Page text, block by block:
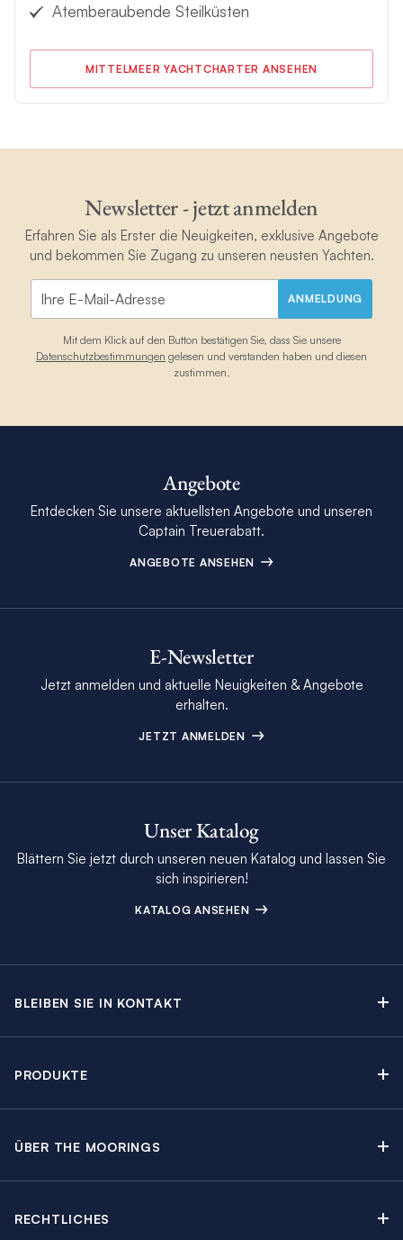
Atemberaubende Steilküsten
MITTELMEER YACHTCHARTER ANSEHEN
Newsletter - jetzt anmelden
Erfahren Sie als Erster die Neuigkeiten, exklusive Angebote
und bekommen Sie Zugang zu unseren neusten Yachten.
ANMELDUNG
Mit dem Klick auf den Button bestätigen Sie, dass Sie unsere
Datenschutzbestimmungen gelesen und verstanden haben und diesen
zustimmen.
Angebote
Entdecken Sie unsere aktuellsten Angebote und unseren
Captain Treuerabatt.
ANGEBOTE ANSEHEN
E-Newsletter
Jetzt anmelden und aktuelle Neuigkeiten & Angebote
erhalten.
JETZT ANMELDEN
Unser Katalog
Blättern Sie jetzt durch unseren neuen Katalog und lassen Sie
sich inspirieren!
KATALOG ANSEHEN
BLEIBEN SIE IN KONTAKT
The Moorings Revierführer
PRODUKTE
Yachtcharter mit Skipper
ÜBER THE MOORINGS
RECHTLICHES